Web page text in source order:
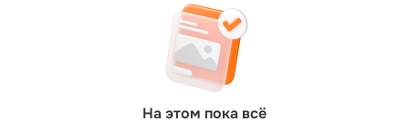
На этом пока всё